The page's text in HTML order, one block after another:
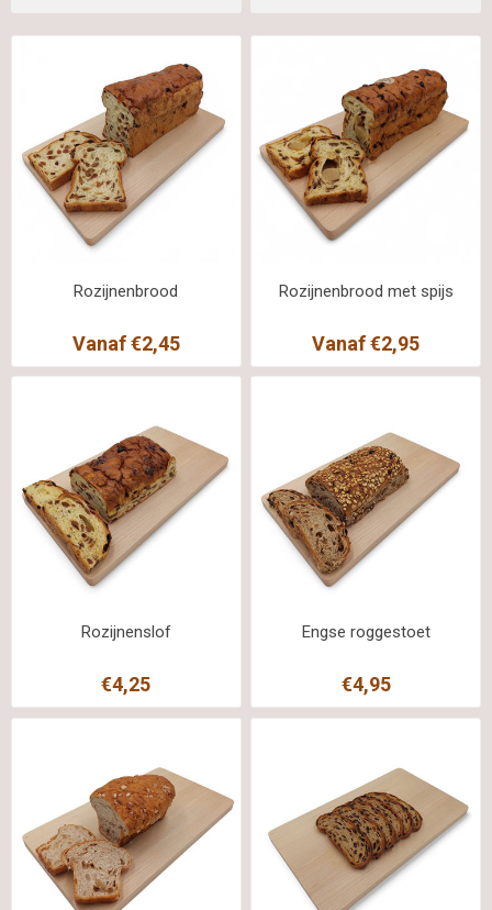
Rozijnenbrood
Vanaf €2,45
Rozijnenbrood met spijs
Vanaf €2,95
Rozijnenslof
€4,25
Engse roggestoet
€4,95